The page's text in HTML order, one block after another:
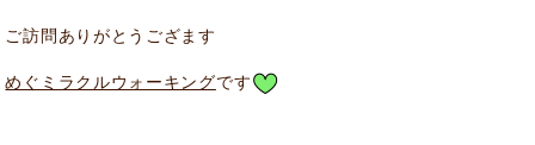
ご訪問ありがとうござます
めぐミラクルウォーキングです